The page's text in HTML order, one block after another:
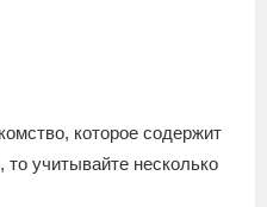
которое содержит
учитывайте несколько